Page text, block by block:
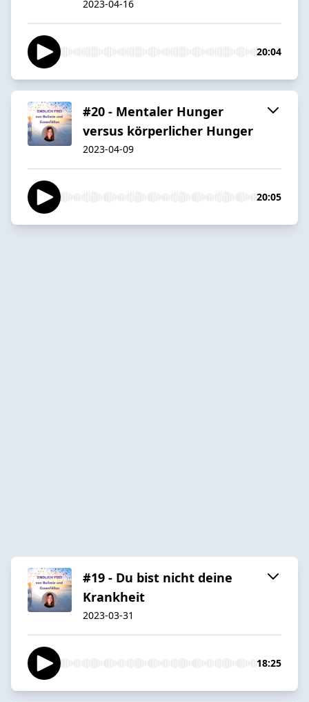
2023-04-16
20:04
#20 - Mentaler Hunger
versus körperlicher Hunger
2023-04-09
20:05
#19 - Du bist nicht deine
Krankheit
2023-03-31
18:25